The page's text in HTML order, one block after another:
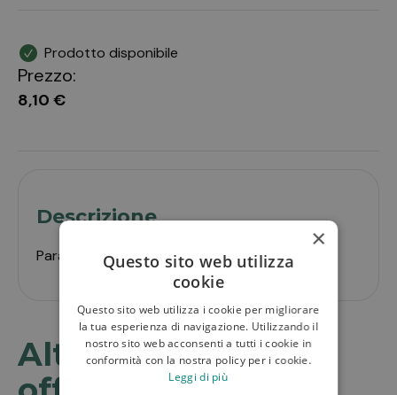
Prezzo:
8,10 €
Prodotto disponibile
Descrizione
Parafarmaco uso umano
Altri prodotti in
×
Questo sito web utilizza
cookie
Questo sito web utilizza i cookie per migliorare
la tua esperienza di navigazione. Utilizzando il
nostro sito web acconsenti a tutti i cookie in
conformità con la nostra policy per i cookie.
Leggi di più